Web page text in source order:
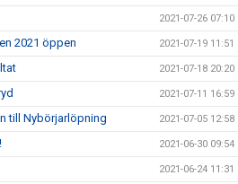
2021-07-26 07:10
2021 öppen 2021-07-19 11:51
2021-07-18 20:20
2021-07-11 16:59
till Nybörjarlöpning 2021-07-05 12:58
2021-06-30 09:54
2021-06-24 11:31